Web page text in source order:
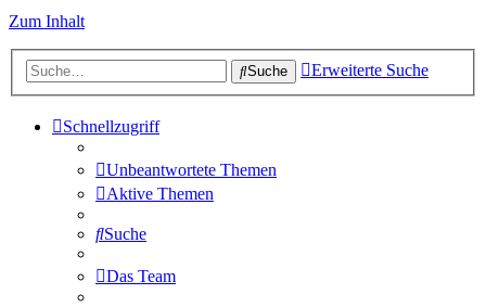
Zum Inhalt
Suche Erweiterte Suche
Schnellzugriff
Unbeantwortete Themen
Aktive Themen
Suche
Das Team